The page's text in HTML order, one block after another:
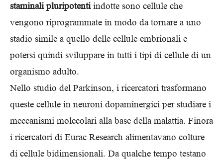
staminali pluripotentiindotte sono cellule che
vengono riprogrammate in modo da tornare a uno
stadio simile a quello delle cellule embrionali e
potersi quindi sviluppare in tutti i tipi di cellule di un
organismo adulto.
Nello studio del Parkinson, i ricercatori trasformano
queste cellule in neuroni dopaminergici per studiare i
meccanismi molecolari alla base della malattia. Finora
i ricercatori di Eurac Research alimentavano colture
di cellule bidimensionali. Da qualche tempo testano